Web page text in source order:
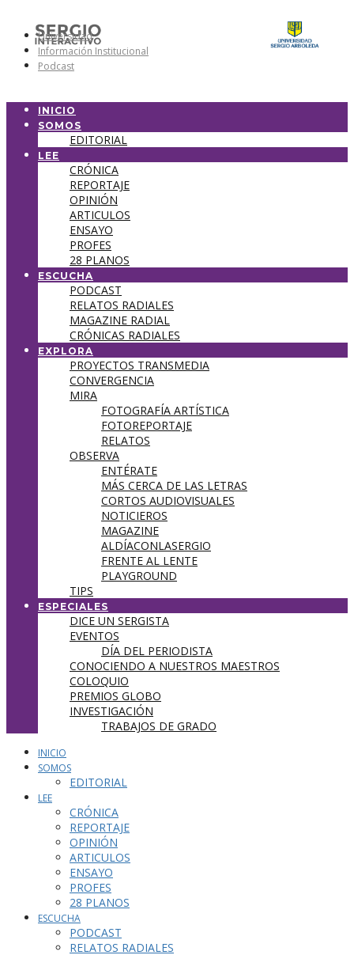
Universidad
Información Institucional
Podcast
INICIO
SOMOS
EDITORIAL
LEE
CRÓNICA
REPORTAJE
OPINIÓN
ARTICULOS
ENSAYO
PROFES
28 PLANOS
ESCUCHA
PODCAST
RELATOS RADIALES
MAGAZINE RADIAL
CRÓNICAS RADIALES
EXPLORA
PROYECTOS TRANSMEDIA
CONVERGENCIA
MIRA
FOTOGRAFÍA ARTÍSTICA
FOTOREPORTAJE
RELATOS
OBSERVA
ENTÉRATE
MÁS CERCA DE LAS LETRAS
CORTOS AUDIOVISUALES
NOTICIEROS
MAGAZINE
ALDÍACONLASERGIO
FRENTE AL LENTE
PLAYGROUND
TIPS
ESPECIALES
DICE UN SERGISTA
EVENTOS
DÍA DEL PERIODISTA
CONOCIENDO A NUESTROS MAESTROS
COLOQUIO
PREMIOS GLOBO
INVESTIGACIÓN
TRABAJOS DE GRADO
INICIO
SOMOS
EDITORIAL
LEE
CRÓNICA
REPORTAJE
OPINIÓN
ARTICULOS
ENSAYO
PROFES
28 PLANOS
ESCUCHA
PODCAST
RELATOS RADIALES